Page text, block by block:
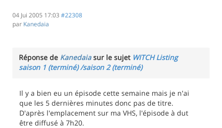
04 Jui 2005 17:03 #22308
par Kanedaia
Réponse de Kanedaiasur le sujet WITCH Listing
saison 1 (terminé) /saison 2 (terminé)
Il y a bien eu un épisode cette semaine mais je n'ai
que les 5 dernières minutes donc pas de titre.
D'après l'emplacement sur ma VHS, l'épisode à dut
être diffusé à 7h20.